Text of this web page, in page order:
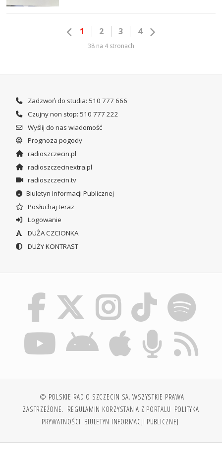
1 2 3 4
38 na 4 stronach
Zadzwoń do studia: 510 777 666
Czujny non stop: 510 777 222
Wyślij do nas wiadomość
Prognoza pogody
radioszczecin.pl
radioszczecinextra.pl
radioszczecin.tv
Biuletyn Informacji Publicznej
Posłuchaj teraz
Logowanie
DUŻA CZCIONKA
DUŻY KONTRAST
© POLSKIE RADIO SZCZECIN SA. WSZYSTKIE PRAWA
ZASTRZEŻONE. REGULAMIN KORZYSTANIA Z PORTALU POLITYKA
PRYWATNOŚCI BIULETYN INFORMACJI PUBLICZNEJ